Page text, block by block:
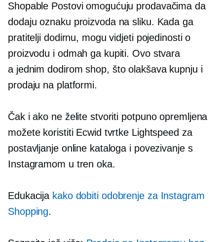
Shopable Postovi omogućuju prodavačima da
dodaju oznaku proizvoda na sliku. Kada ga
pratitelji dodirnu, mogu vidjeti pojedinosti o
proizvodu i odmah ga kupiti. Ovo stvara
a jednim dodirom shop, što olakšava kupnju i
prodaju na platformi.
Čak i ako ne želite stvoriti potpuno opremljena
možete koristiti Ecwid tvrtke Lightspeed za
postavljanje online kataloga i povezivanje s
Instagramom u tren oka.
Edukacija kako dobiti odobrenje za Instagram
Shopping.